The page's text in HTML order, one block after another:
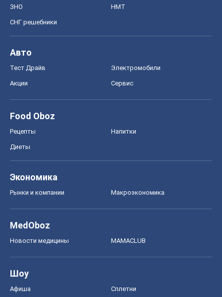
ЗНО НМТ
СНГ решебники
Авто
Тест Драйв Электромобили
Акции Сервис
Food Oboz
Рецепты Напитки
Диеты
Экономика
Рынки и компании Mакроэкономика
MedOboz
Новости медицины MAMACLUB
Шоу
Афиша Сплетни